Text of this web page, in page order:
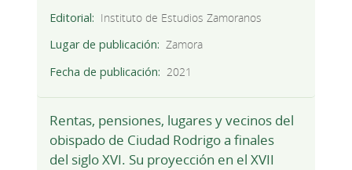
Editorial
Instituto de Estudios Zamoranos
Lugar de publicación
Zamora
Fecha de publicación
2021
Rentas, pensiones, lugares y vecinos del
obispado de Ciudad Rodrigo a finales
del siglo XVI. Su proyección en el XVII